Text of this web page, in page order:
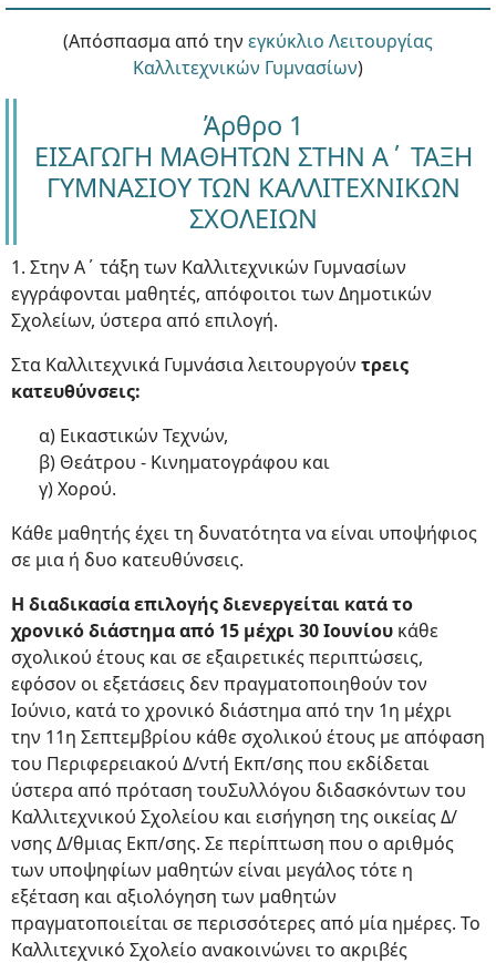
(Απόσπασμα από την εγκύκλιο Λειτουργίας
Καλλιτεχνικών Γυμνασίων)
Άρθρο 1
ΕΙΣΑΓΩΓΗ ΜΑΘΗΤΩΝ ΣΤΗΝ Α΄ ΤΑΞΗ
ΓΥΜΝΑΣΙΟΥ ΤΩΝ ΚΑΛΛΙΤΕΧΝΙΚΩΝ
ΣΧΟΛΕΙΩΝ
1. Στην Α΄ τάξη των Καλλιτεχνικών Γυμνασίων
εγγράφονται μαθητές, απόφοιτοι των Δημοτικών
Σχολείων, ύστερα από επιλογή.
Στα Καλλιτεχνικά Γυμνάσια λειτουργούν τρεις
κατευθύνσεις:
α) Εικαστικών Τεχνών,
β) Θεάτρου - Κινηματογράφου και
γ) Χορού.
Κάθε μαθητής έχει τη δυνατότητα να είναι υποψήφιος
σε μια ή δυο κατευθύνσεις.
Η διαδικασία επιλογής διενεργείται κατά το
χρονικό διάστημα από 15 μέχρι 30 Ιουνίου κάθε
σχολικού έτους και σε εξαιρετικές περιπτώσεις,
εφόσον οι εξετάσεις δεν πραγματοποιηθούν τον
Ιούνιο, κατά το χρονικό διάστημα από την 1η μέχρι
την 11η Σεπτεμβρίου κάθε σχολικού έτους με απόφαση
του Περιφερειακού Δ/ντή Εκπ/σης που εκδίδεται
ύστερα από πρόταση τουΣυλλόγου διδασκόντων του
Καλλιτεχνικού Σχολείου και εισήγηση της οικείας Δ/
νσης Δ/θμιας Εκπ/σης. Σε περίπτωση που ο αριθμός
των υποψηφίων μαθητών είναι μεγάλος τότε η
εξέταση και αξιολόγηση των μαθητών
πραγματοποιείται σε περισσότερες από μία ημέρες. Το
Καλλιτεχνικό Σχολείο ανακοινώνει το ακριβές